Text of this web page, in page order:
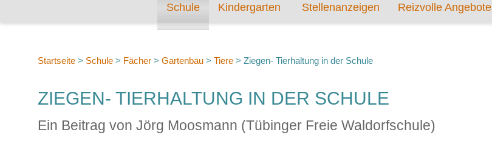
Schule Kindergarten Stellenanzeigen Reizvolle Angebote
Startseite > Schule > Fächer > Gartenbau > Tiere > Ziegen- Tierhaltung in der Schule
ZIEGEN- TIERHALTUNG IN DER SCHULE
Ein Beitrag von Jörg Moosmann (Tübinger Freie Waldorfschule)